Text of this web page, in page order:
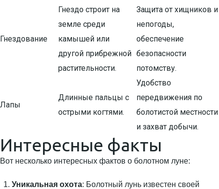
Гнездование
Гнездо строит на
земле среди
камышей или
другой прибрежной
растительности.
Защита от хищников и
непогоды,
обеспечение
безопасности
потомству.
Лапы
Длинные пальцы с
острыми когтями.
Удобство
передвижения по
болотистой местности
и захват добычи.
Интересные факты
Вот несколько интересных фактов о болотном луне:
Уникальная охота: Болотный лунь известен своей